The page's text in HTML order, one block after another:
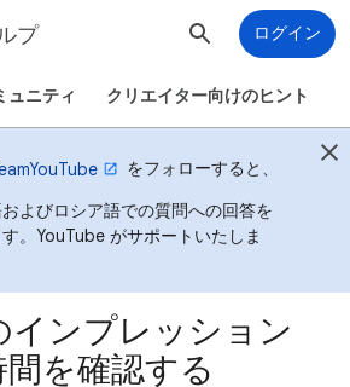
プ ログイン
ュニティ クリエイター向けのヒント
をフォローすると、
よびロシア語での質問への回答を
。YouTube がサポートいたしま
インプレッション
を確認する